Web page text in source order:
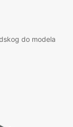
do modela